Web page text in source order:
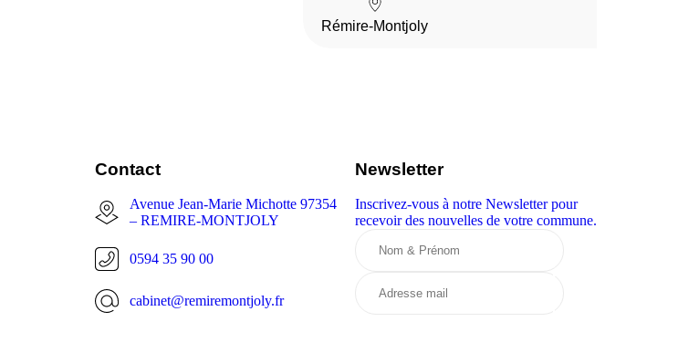
Rémire-Montjoly
Contact
Avenue Jean-Marie Michotte 97354
– REMIRE-MONTJOLY
0594 35 90 00
cabinet@remiremontjoly.fr
Newsletter
Inscrivez-vous à notre Newsletter pour
recevoir des nouvelles de votre commune.